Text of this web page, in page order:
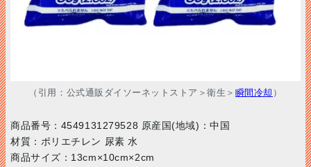
（引用：公式通販ダイソーネットストア＞衛生＞ 瞬間冷却 ）
商品番号：4549131279528 原産国(地域)：中国
材質：ポリエチレン 尿素 水
商品サイズ：13cm×10cm×2cm